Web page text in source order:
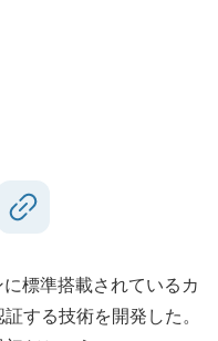
標準搭載されているカ
する技術を開発した。